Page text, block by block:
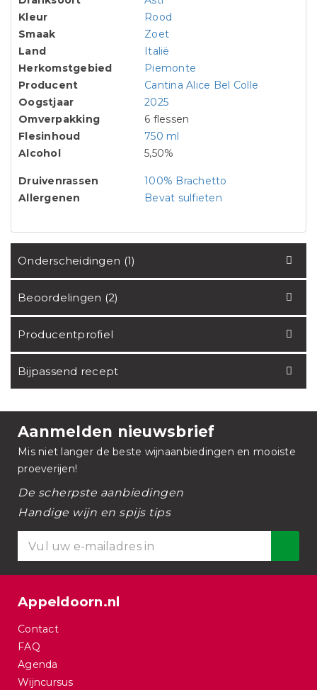
Kleur
Rood
Smaak
Zoet
Land
Italië
Herkomstgebied
Piemonte
Producent
Cantina Alice Bel Colle
Oogstjaar
2025
Omverpakking
6 flessen
Flesinhoud
750 ml
Alcohol
5,50%
Druivenrassen
100% Brachetto
Allergenen
Bevat sulfieten
Onderscheidingen (1)
Beoordelingen (2)
Producentprofiel
Bijpassend recept
Aanmelden nieuwsbrief
Mis niet langer de beste wijnaanbiedingen en mooiste
proeverijen!
De scherpste aanbiedingen
Handige wijn en spijs tips
Appeldoorn.nl
Contact
FAQ
Agenda
Wijncursus